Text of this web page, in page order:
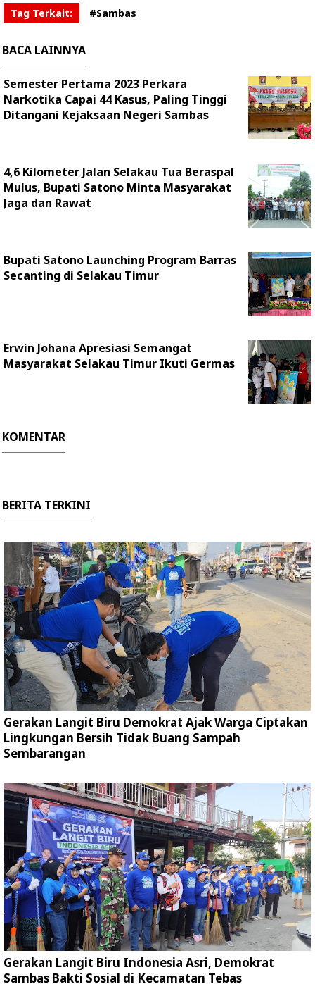
Tag Terkait: #Sambas
BACA LAINNYA
Semester Pertama 2023 Perkara
Narkotika Capai 44 Kasus, Paling Tinggi
Ditangani Kejaksaan Negeri Sambas
4,6 Kilometer Jalan Selakau Tua Beraspal
Mulus, Bupati Satono Minta Masyarakat
Jaga dan Rawat
Bupati Satono Launching Program Barras
Secanting di Selakau Timur
Erwin Johana Apresiasi Semangat
Masyarakat Selakau Timur Ikuti Germas
KOMENTAR
BERITA TERKINI
Gerakan Langit Biru Demokrat Ajak Warga Ciptakan
Lingkungan Bersih Tidak Buang Sampah
Sembarangan
Gerakan Langit Biru Indonesia Asri, Demokrat
Sambas Bakti Sosial di Kecamatan Tebas